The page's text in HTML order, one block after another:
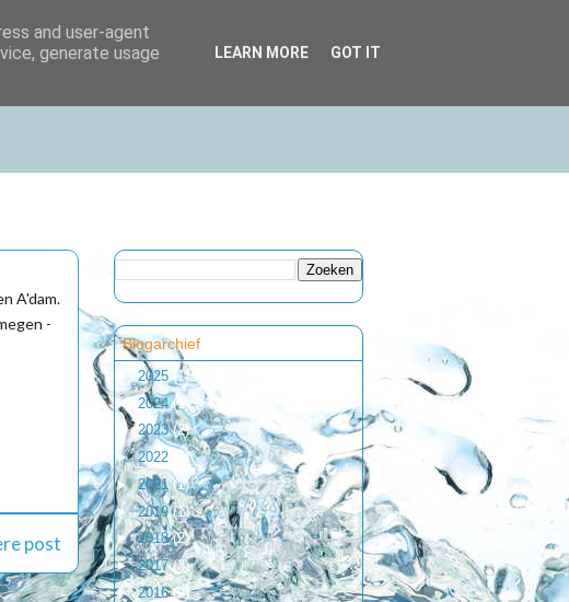
A'dam.
-
post
Blogarchief
2025 (1)
► 2024(1)
►2023(2)
►2022
(1)
►2021(1)
►2019(1)
►2018(2)
►2017(3)
►2016(9)
and user-agent
generate usage
LEARN MORE GOT IT